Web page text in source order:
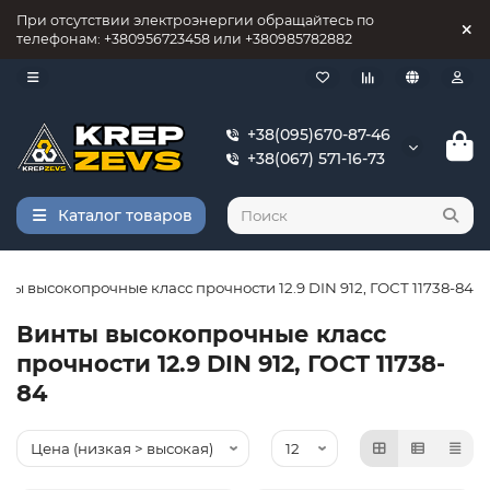
При отсутствии электроэнергии обращайтесь по
телефонам: +380956723458 или +380985782882
+38(095)670-87-46
+38(067) 571-16-73
Каталог товаров
высокопрочные класс прочности 12.9 DIN 912, ГОСТ 11738-84
Винты высокопрочные класс
прочности 12.9 DIN 912, ГОСТ 11738-
84